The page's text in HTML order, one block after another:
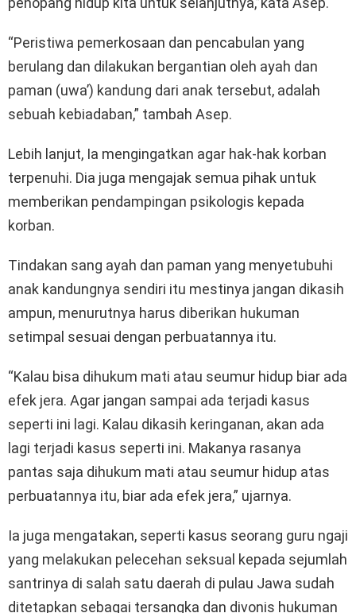
“Peristiwa pemerkosaan dan pencabulan yang
berulang dan dilakukan bergantian oleh ayah dan
paman (uwa’) kandung dari anak tersebut, adalah
sebuah kebiadaban,” tambah Asep.
Lebih lanjut, Ia mengingatkan agar hak-hak korban
terpenuhi. Dia juga mengajak semua pihak untuk
memberikan pendampingan psikologis kepada
korban.
Tindakan sang ayah dan paman yang menyetubuhi
anak kandungnya sendiri itu mestinya jangan dikasih
ampun, menurutnya harus diberikan hukuman
setimpal sesuai dengan perbuatannya itu.
“Kalau bisa dihukum mati atau seumur hidup biar ada
efek jera. Agar jangan sampai ada terjadi kasus
seperti ini lagi. Kalau dikasih keringanan, akan ada
lagi terjadi kasus seperti ini. Makanya rasanya
pantas saja dihukum mati atau seumur hidup atas
perbuatannya itu, biar ada efek jera,” ujarnya.
Ia juga mengatakan, seperti kasus seorang guru ngaji
yang melakukan pelecehan seksual kepada sejumlah
santrinya di salah satu daerah di pulau Jawa sudah
ditetapkan sebagai tersangka dan divonis hukuman